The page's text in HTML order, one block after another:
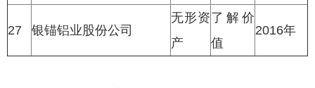
27 银锚铝业股份公司
无形资
产
了解价
值
2016年